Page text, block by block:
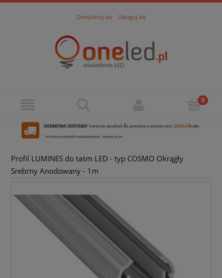
Zarejestruj się Zaloguj się
Profil LUMINES do taśm LED - typ COSMO Okrągły
Srebrny Anodowany - 1m